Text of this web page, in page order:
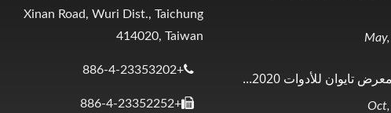
Xinan Road, Wuri Dist., Taichung
414020, Taiwan
+886-4-23353202
+886-4-23352252
تايوان للأدوات 2020...